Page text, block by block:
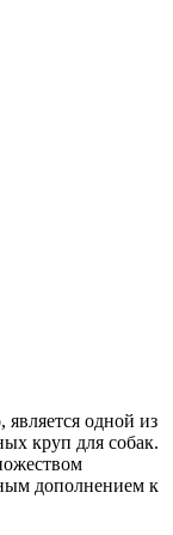
является одной из
круп для собак.
дополнением к